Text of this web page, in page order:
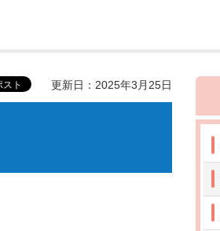
更新日：2025年3月25日